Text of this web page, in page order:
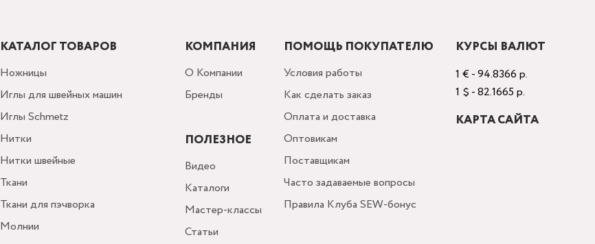
КАТАЛОГ ТОВАРОВ
Ножницы
Иглы для швейных машин
Иглы Schmetz
Нитки
Нитки швейные
Ткани
Ткани для пэчворка
Молнии
КОМПАНИЯ
О Компании
Бренды
ПОЛЕЗНОЕ
Видео
Каталоги
Мастер-классы
Статьи
ПОМОЩЬ ПОКУПАТЕЛЮ
Условия работы
Как сделать заказ
Оплата и доставка
Оптовикам
Поставщикам
Часто задаваемые вопросы
Правила Клуба SEW-бонус
КУРСЫ ВАЛЮТ
1 € - 94.8366 р.
1 $ - 82.1665 р.
КАРТА САЙТА